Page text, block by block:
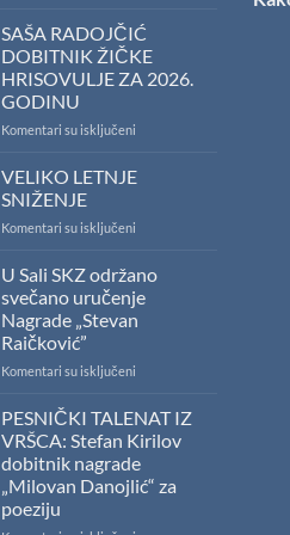
povodom
konkursa
Ministarstva
kapitalnih
izdanja
SAŠA RADOJČIĆ
DOBITNIK ŽIČKE
HRISOVULJE ZA 2026.
GODINU
Komentari su isključeni
RADOJČIĆ
2026.
VELIKO LETNJE
SNIŽENJE
Komentari su isključeni
U Sali SKZ održano
svečano uručenje
Nagrade „Stevan
Raičković”
Komentari su isključeni
Sali
održano
svečano
uručenje
PESNIČKI TALENAT IZ
VRŠCA: Stefan Kirilov
dobitnik nagrade
„Milovan Danojlić“ za
poeziju